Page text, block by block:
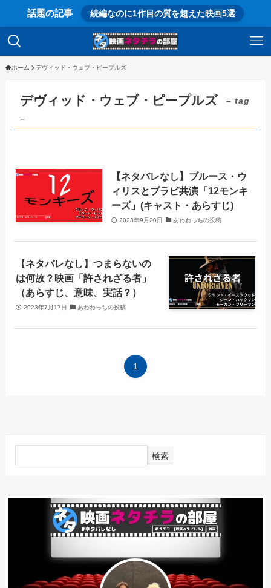
話題の記事 続編なのに1作目の質を超えた映画5選
ホーム デヴィッド・ウェブ・ピープルズ
デヴィッド・ウェブ・ピープルズ
– tag
–
【ネタバレなし】ブルース・ウ
ィリスとブラピ共演「12モンキ
ーズ」(キャスト・あらすじ)
2023年9月20日 あわわっちの投稿
【ネタバレなし】つまらないの
は何故？映画「許されざる者」
（あらすじ、意味、実話？）
2023年7月17日 あわわっちの投稿
1
検索